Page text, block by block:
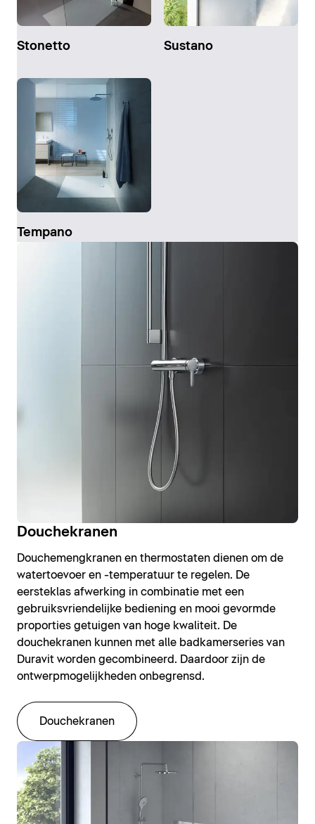
Stonetto Sustano
Tempano
Douchekranen
Douchemengkranen en thermostaten dienen om de
watertoevoer en -temperatuur te regelen. De
eersteklas afwerking in combinatie met een
gebruiksvriendelijke bediening en mooi gevormde
proporties getuigen van hoge kwaliteit. De
douchekranen kunnen met alle badkamerseries van
Duravit worden gecombineerd. Daardoor zijn de
ontwerpmogelijkheden onbegrensd.
Douchekranen